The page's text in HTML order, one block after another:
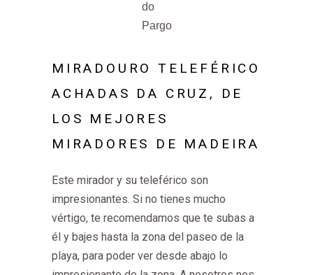
do
Pargo
MIRADOURO TELEFÉRICO
ACHADAS DA CRUZ, DE
LOS MEJORES
MIRADORES DE MADEIRA
Este mirador y su teleférico son
impresionantes. Si no tienes mucho
vértigo, te recomendamos que te subas a
él y bajes hasta la zona del paseo de la
playa, para poder ver desde abajo lo